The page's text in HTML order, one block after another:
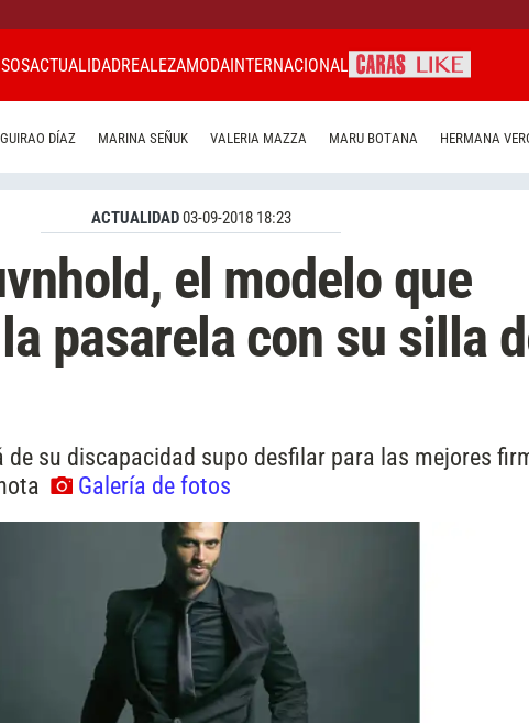
ACTUALIDADREALEZAMODAINTERNACIONAL
DÍAZ MARINA SEÑUK VALERIA MAZZA MARU BOTANA HERMANA
ACTUALIDAD03-09-2018 18:23
el modelo que
pasarela con su silla
de su discapacidad supo desfilar para las mejores
Galería de fotos